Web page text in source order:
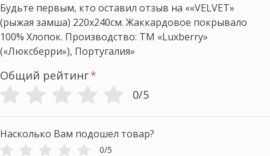
Будьте первым, кто оставил отзыв на ««VELVET»
(рыжая замша) 220х240см. Жаккардовое покрывало
100% Хлопок. Производство: ТМ «Luxberry»
(«Люксберри»), Португалия»
Общий рейтинг*
0/5
Насколько Вам подошел товар?
0/5